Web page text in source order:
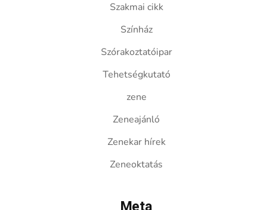
Szakmai cikk
Színház
Szórakoztatóipar
Tehetségkutató
zene
Zeneajánló
Zenekar hírek
Zeneoktatás